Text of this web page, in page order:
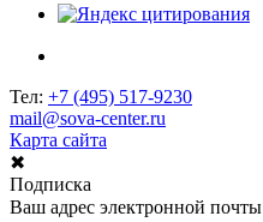
Тел: +7 (495) 517-9230
mail@sova-center.ru
Карта сайта
✖
Подписка
Ваш адрес электронной почты